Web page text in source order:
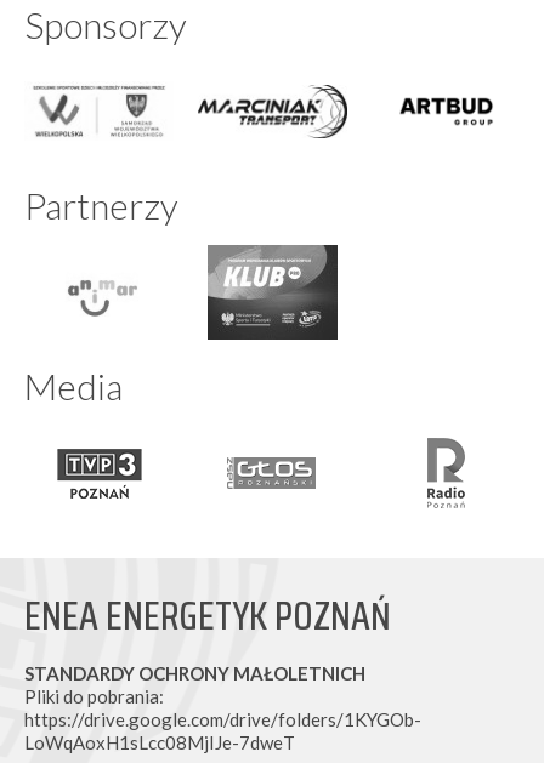
Sponsorzy
Partnerzy
Media
ENEA ENERGETYK POZNAŃ
STANDARDY OCHRONY MAŁOLETNICH
Pliki do pobrania:
https://drive.google.com/drive/folders/1KYGOb-
LoWqAoxH1sLcc08MjIJe-7dweT